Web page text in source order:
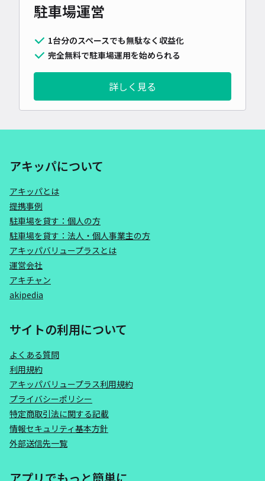
駐車場運営
1台分のスペースでも無駄なく収益化
完全無料で駐車場運用を始められる
詳しく見る
アキッパについて
アキッパとは
提携事例
駐車場を貸す：個人の方
駐車場を貸す：法人・個人事業主の方
アキッパバリュープラスとは
運営会社
アキチャン
akipedia
サイトの利用について
よくある質問
利用規約
アキッパバリュープラス利用規約
プライバシーポリシー
特定商取引法に関する記載
情報セキュリティ基本方針
外部送信先一覧